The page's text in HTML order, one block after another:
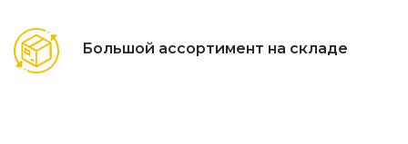
Большой ассортимент на складе